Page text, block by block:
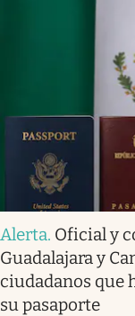
Alerta. Oficial y
Guadalajara y
ciudadanos que
su pasaporte